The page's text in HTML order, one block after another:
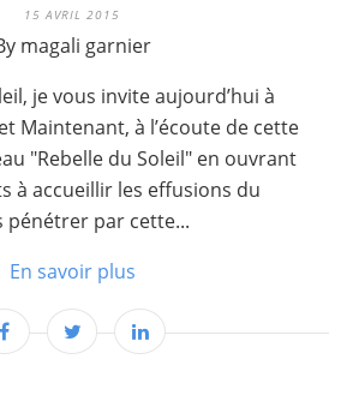
15 AVRIL 2015
magali garnier
je vous invite aujourd’hui à
Maintenant, à l’écoute de cette
"Rebelle du Soleil" en ouvrant
à accueillir les effusions du
pénétrer par cette...
En savoir plus